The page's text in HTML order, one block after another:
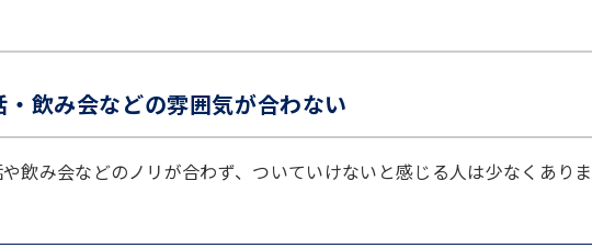
・飲み会などの雰囲気が合わない
飲み会などのノリが合わず、ついていけないと感じる人は少なくありま